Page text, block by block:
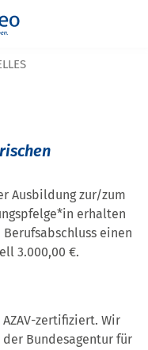
Ausbildung zur/zum
erhalten
einen
3.000,00 €.
AZAV-zertifiziert. Wir
Bundesagentur für